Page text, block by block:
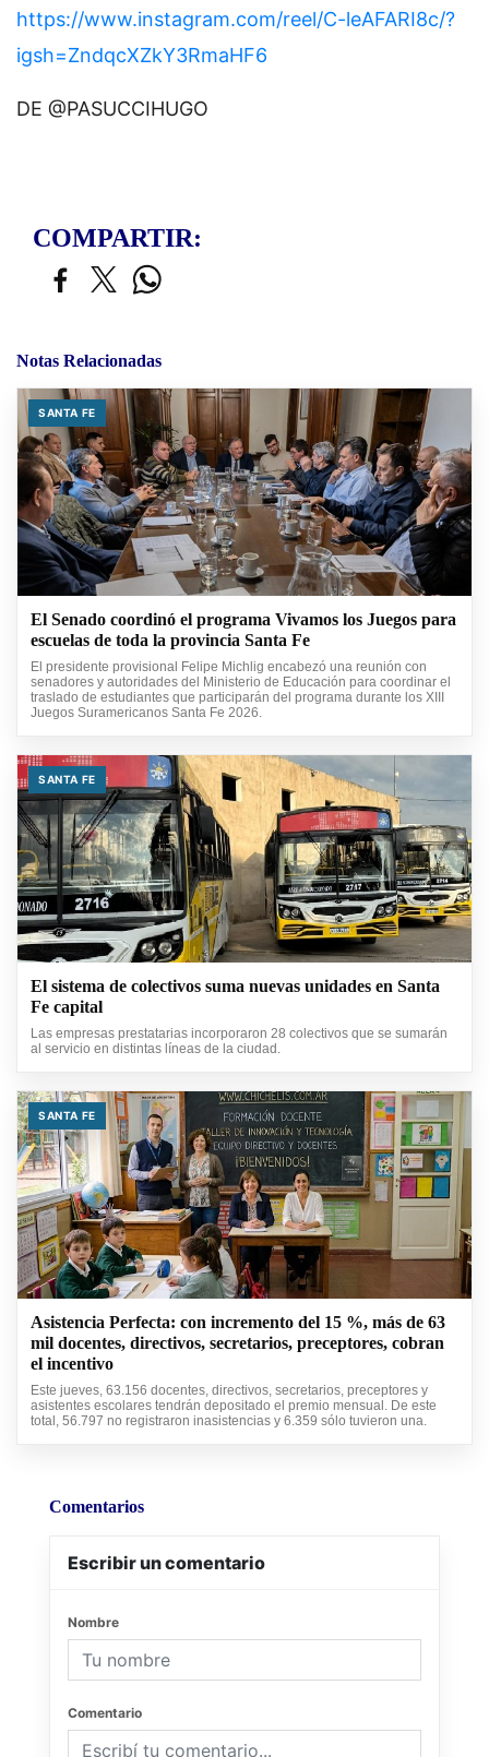
https://www.instagram.com/reel/C-leAFARI8c/?
igsh=ZndqcXZkY3RmaHF6
DE @PASUCCIHUGO
COMPARTIR:
Notas Relacionadas
SANTA FE
El Senado coordinó el programa Vivamos los Juegos para
escuelas de toda la provincia Santa Fe
El presidente provisional Felipe Michlig encabezó una reunión con
senadores y autoridades del Ministerio de Educación para coordinar el
traslado de estudiantes que participarán del programa durante los XIII
Juegos Suramericanos Santa Fe 2026.
SANTA FE
El sistema de colectivos suma nuevas unidades en Santa
Fe capital
Las empresas prestatarias incorporaron 28 colectivos que se sumarán
al servicio en distintas líneas de la ciudad.
SANTA FE
Asistencia Perfecta: con incremento del 15 %, más de 63
mil docentes, directivos, secretarios, preceptores, cobran
el incentivo
Este jueves, 63.156 docentes, directivos, secretarios, preceptores y
asistentes escolares tendrán depositado el premio mensual. De este
total, 56.797 no registraron inasistencias y 6.359 sólo tuvieron una.
Comentarios
Escribir un comentario
Nombre
Comentario